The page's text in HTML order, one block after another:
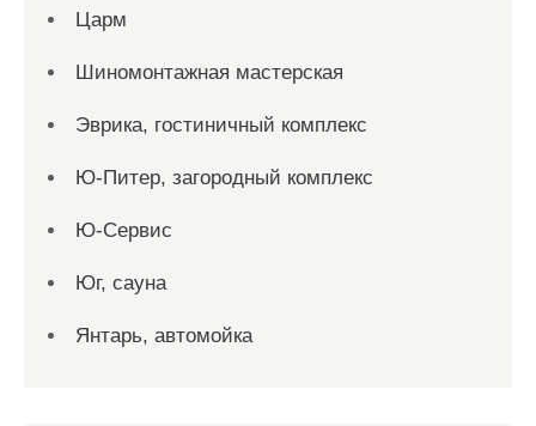
Царм
Шиномонтажная мастерская
Эврика, гостиничный комплекс
Ю-Питер, загородный комплекс
Ю-Сервис
Юг, сауна
Янтарь, автомойка